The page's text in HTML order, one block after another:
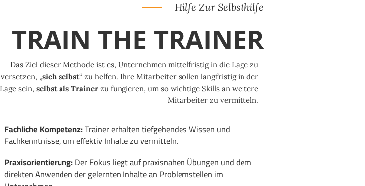
Hilfe Zur Selbsthilfe
TRAIN THE TRAINER
Das Ziel dieser Methode ist es, Unternehmen mittelfristig in die Lage zu
versetzen, „sich selbst“ zu helfen. Ihre Mitarbeiter sollen langfristig in der
Lage sein, selbst als Trainerzu fungieren, um so wichtige Skills an weitere
Mitarbeiter zu vermitteln.
Fachliche Kompetenz:Trainer erhalten tiefgehendes Wissen und
Fachkenntnisse, um effektiv Inhalte zu vermitteln.
Praxisorientierung:Der Fokus liegt auf praxisnahen Übungen und dem
direkten Anwenden der gelernten Inhalte an Problemstellen im